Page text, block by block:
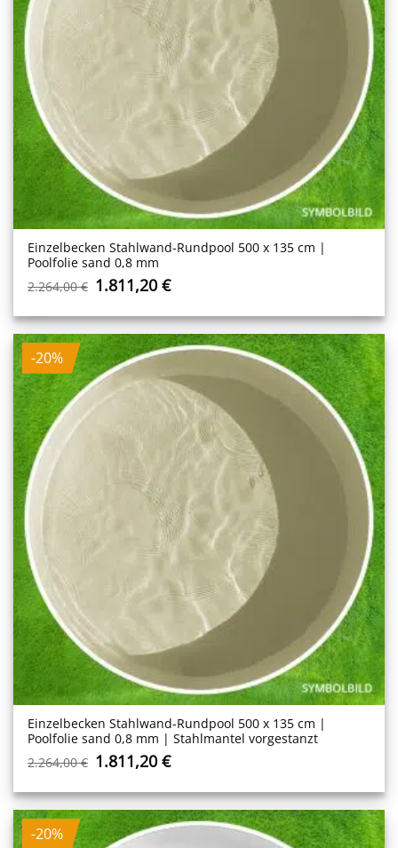
Einzelbecken Stahl­wand-Rundpool 500 x 135 cm |
Poolfolie sand 0,8 mm
2.264,00€ Ursprünglicher
war:
2.264,00 €
1.811,20€Aktueller
ist:
1.811,20 €.
-20%
Einzelbecken Stahl­wand-Rundpool 500 x 135 cm |
Poolfolie sand 0,8 mm | Stahlmantel vorgestanzt
2.264,00€ Ursprünglicher
war:
2.264,00 €
1.811,20€Aktueller
ist:
1.811,20 €.
-20%